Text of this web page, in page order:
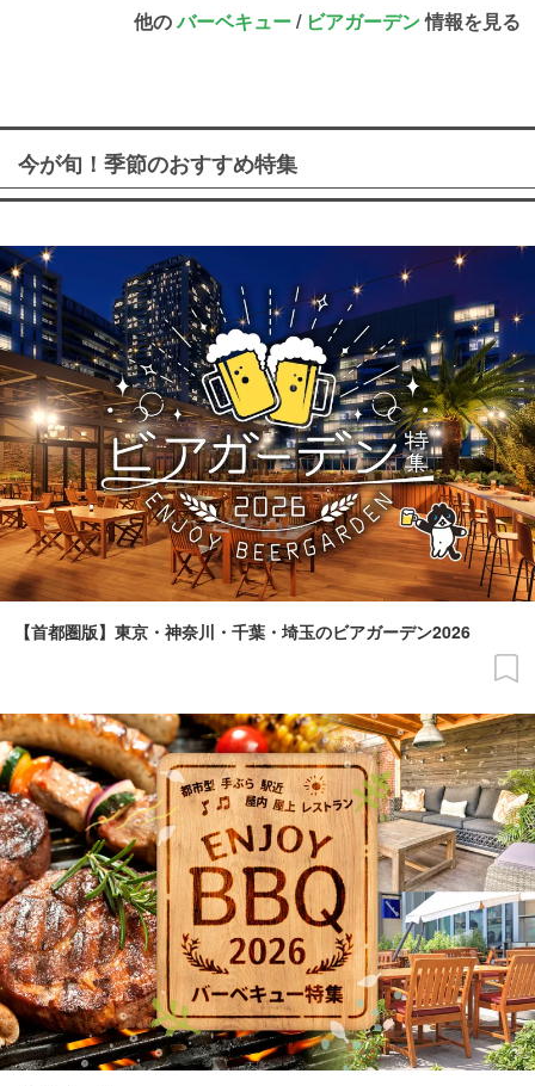
他のバーベキュー/ ビアガーデン情報を見る
今が旬！季節のおすすめ特集
【首都圏版】東京・神奈川・千葉・埼玉のビアガーデン2026